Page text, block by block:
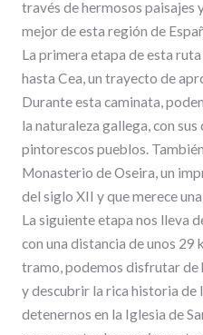
través de hermosos paisajes
mejor de esta región de
La primera etapa de esta
hasta Cea, un trayecto de
Durante esta caminata,
la naturaleza gallega, con sus
pintorescos pueblos.
Monasterio de Oseira, un
del siglo XII y que merece
La siguiente etapa nos lleva
con una distancia de unos
tramo, podemos disfrutar de
y descubrir la rica historia de
detenernos en la Iglesia de